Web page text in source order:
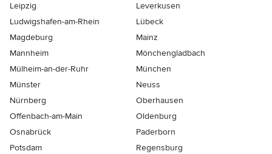
Leipzig
Leverkusen
Ludwigshafen-am-Rhein
Lübeck
Magdeburg
Mainz
Mannheim
Mönchen­gladbach
Mülheim-an-der-Ruhr
München
Münster
Neuss
Nürnberg
Oberhausen
Offenbach-am-Main
Oldenburg
Osnabrück
Paderborn
Potsdam
Regensburg